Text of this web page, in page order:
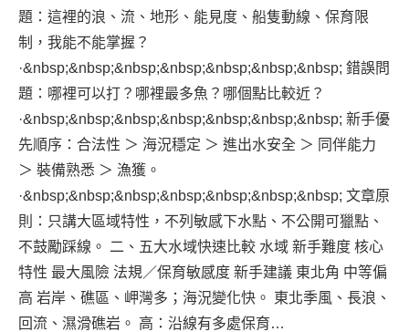
題：這裡的浪、流、地形、能見度、船隻動線、保育限
制，我能不能掌握？
·&nbsp;&nbsp;&nbsp;&nbsp;&nbsp;&nbsp;&nbsp; 錯誤問
題：哪裡可以打？哪裡最多魚？哪個點比較近？
·&nbsp;&nbsp;&nbsp;&nbsp;&nbsp;&nbsp;&nbsp; 新手優
先順序：合法性 ＞ 海況穩定 ＞ 進出水安全 ＞ 同伴能力
＞ 裝備熟悉 ＞ 漁獲。
·&nbsp;&nbsp;&nbsp;&nbsp;&nbsp;&nbsp;&nbsp; 文章原
則：只講大區域特性，不列敏感下水點、不公開可獵點、
不鼓勵踩線。 二、五大水域快速比較 水域 新手難度 核心
特性 最大風險 法規／保育敏感度 新手建議 東北角 中等偏
高 岩岸、礁區、岬灣多；海況變化快。 東北季風、長浪、
回流、濕滑礁岩。 高：沿線有多處保育…